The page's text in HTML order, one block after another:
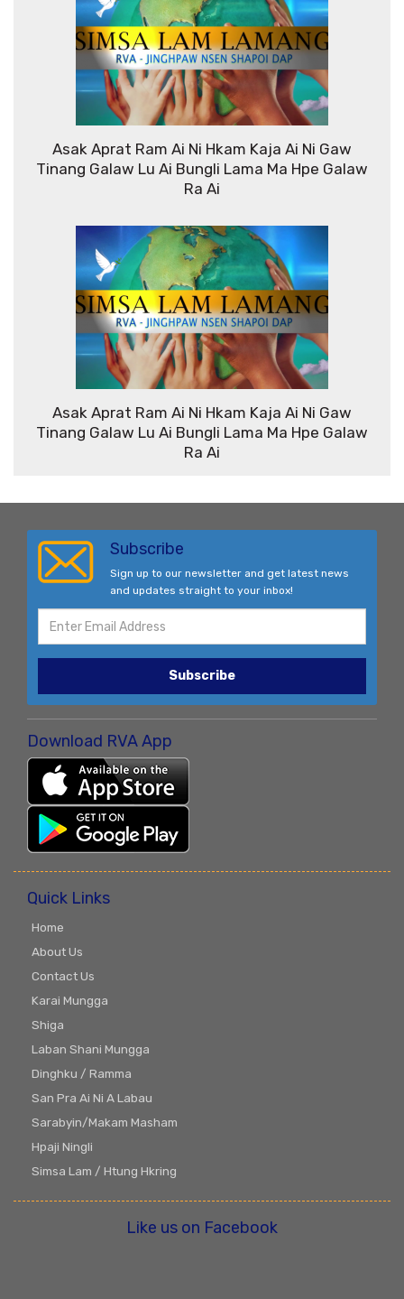
Asak Aprat Ram Ai Ni Hkam Kaja Ai Ni Gaw
Tinang Galaw Lu Ai Bungli Lama Ma Hpe Galaw
Ra Ai
Asak Aprat Ram Ai Ni Hkam Kaja Ai Ni Gaw
Tinang Galaw Lu Ai Bungli Lama Ma Hpe Galaw
Ra Ai
Subscribe
Sign up to our newsletter and get latest news
and updates straight to your inbox!
Subscribe
Download RVA App
Quick Links
Home
About Us
Contact Us
Karai Mungga
Shiga
Laban Shani Mungga
Dinghku / Ramma
San Pra Ai Ni A Labau
Sarabyin/Makam Masham
Hpaji Ningli
Simsa Lam / Htung Hkring
Like us on Facebook